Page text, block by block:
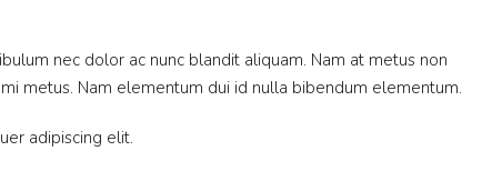
nec dolor ac nunc blandit aliquam. Nam at metus non
metus. Nam elementum dui id nulla bibendum elementum.
adipiscing elit.